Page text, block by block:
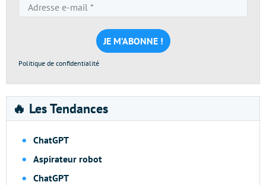
e-
mail
*
Politique de confidentialité
🔥 Les Tendances
ChatGPT
Aspirateur robot
ChatGPT